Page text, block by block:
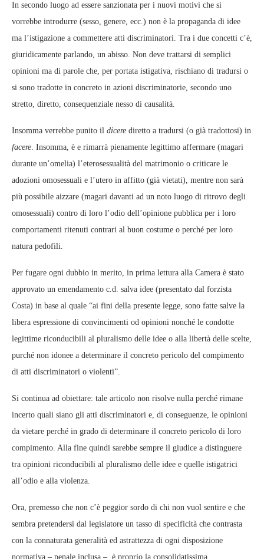
In secondo luogo ad essere sanzionata per i nuovi motivi che si
vorrebbe introdurre (sesso, genere, ecc.) non è la propaganda di idee
ma l’istigazione a commettere atti discriminatori. Tra i due concetti c’è,
giuridicamente parlando, un abisso. Non deve trattarsi di semplici
opinioni ma di parole che, per portata istigativa, rischiano di tradursi o
si sono tradotte in concreto in azioni discriminatorie, secondo uno
stretto, diretto, consequenziale nesso di causalità.
Insomma verrebbe punito il dicere diretto a tradursi (o già tradottosi) in
facere. Insomma, è e rimarrà pienamente legittimo affermare (magari
durante un’omelia) l’eterosessualità del matrimonio o criticare le
adozioni omosessuali e l’utero in affitto (già vietati), mentre non sarà
più possibile aizzare (magari davanti ad un noto luogo di ritrovo degli
omosessuali) contro di loro l’odio dell’opinione pubblica per i loro
comportamenti ritenuti contrari al buon costume o perché per loro
natura pedofili.
Per fugare ogni dubbio in merito, in prima lettura alla Camera è stato
approvato un emendamento c.d. salva idee (presentato dal forzista
Costa) in base al quale “ai fini della presente legge, sono fatte salve la
libera espressione di convincimenti od opinioni nonché le condotte
legittime riconducibili al pluralismo delle idee o alla libertà delle scelte,
purché non idonee a determinare il concreto pericolo del compimento
di atti discriminatori o violenti”.
Si continua ad obiettare: tale articolo non risolve nulla perché rimane
incerto quali siano gli atti discriminatori e, di conseguenze, le opinioni
da vietare perché in grado di determinare il concreto pericolo di loro
compimento. Alla fine quindi sarebbe sempre il giudice a distinguere
tra opinioni riconducibili al pluralismo delle idee e quelle istigatrici
all’odio e alla violenza.
Ora, premesso che non c’è peggior sordo di chi non vuol sentire e che
sembra pretendersi dal legislatore un tasso di specificità che contrasta
con la connaturata generalità ed astrattezza di ogni disposizione
normativa – penale inclusa –, è proprio la consolidatissima